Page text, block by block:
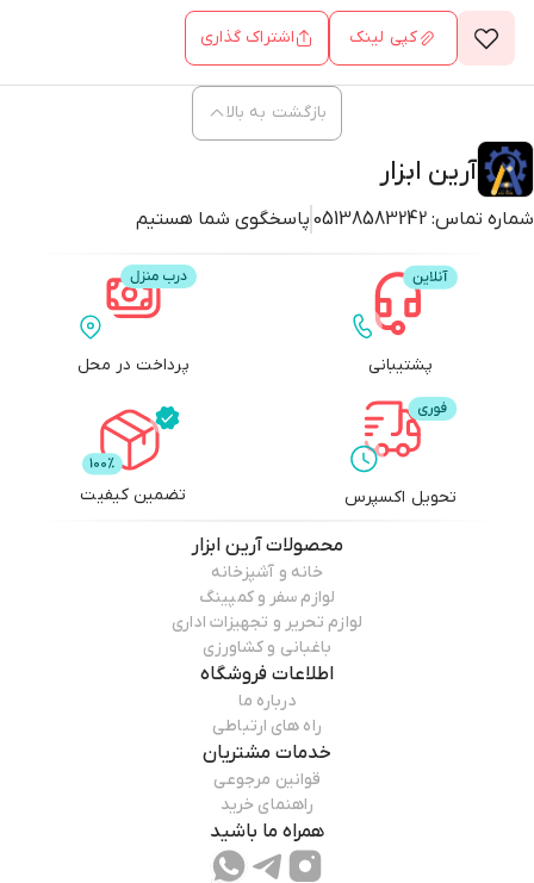
کپی لینک اشتراک گذاری
آرین ابزار
شماره تماس: 05138583242 پاسخگوی شما هستیم
بازگشت به بالا
پشتیبانی پرداخت در محل
تحویل اکسپرس تضمین کیفیت
محصولاتآرین ابزار
خانه و آشپزخانه
لوازم سفر و کمپینگ
لوازم تحریر و تجهیزات اداری
باغبانی و کشاورزی
اطلاعات فروشگاه
درباره ما
راه های ارتباطی
خدمات مشتریان
قوانین مرجوعی
راهنمای خرید
همراه ما باشید